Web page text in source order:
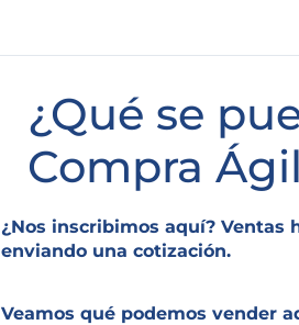
¿Qué se
Compra
¿Nos inscribimos aquí? Ventas
enviando una cotización.
Veamos qué podemos vender